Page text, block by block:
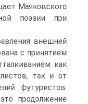
Маяковского
поэзии при
внешней
с принятием
как
так и от
футуристов.
продолжение